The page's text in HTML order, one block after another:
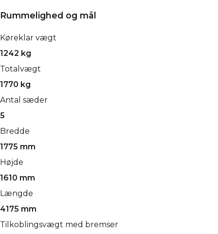
Rummelighed og mål
Køreklar vægt
1242 kg
Totalvægt
1770 kg
Antal sæder
5
Bredde
1775 mm
Højde
1610 mm
Længde
4175 mm
Tilkoblingsvægt med bremser